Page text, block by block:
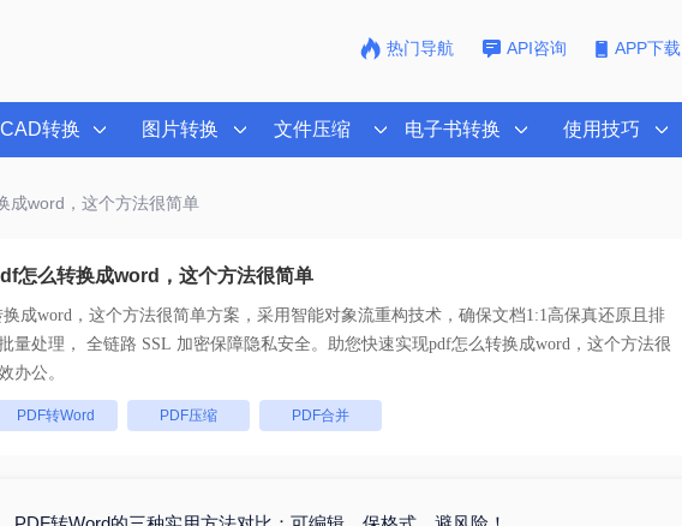
热门导航 API咨询 APP下载
CAD转换 图片转换 文件压缩 电子书转换 使用技巧
成word，这个方法很简单
怎么转换成word，这个方法很简单
成word，这个方法很简单方案，采用智能对象流重构技术，确保文档1:1高保真还原且排
版不乱码。支持一键批量处理， 全链路 SSL 加密保障隐私安全。助您快速实现pdf怎么转换成word，这个方法很
办公。
PDF转Word PDF压缩 PDF合并